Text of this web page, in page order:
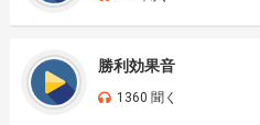
勝利効果音
1360 聞く